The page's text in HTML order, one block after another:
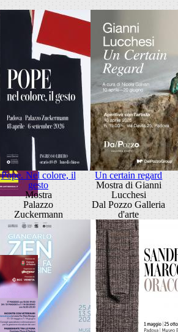
Pope. Nel colore, il
gesto
Mostra
Palazzo
Zuckermann
Un certain regard
Mostra di Gianni
Lucchesi
Dal Pozzo Galleria
d'arte